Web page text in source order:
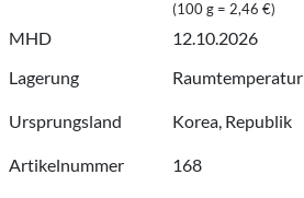
(100 g = 2,46 €)
MHD
12.10.2026
Lagerung
Raumtemperatur
Ursprungsland Korea, Republik
Artikelnummer 168